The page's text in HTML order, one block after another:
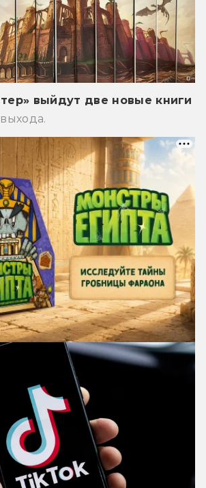
выйдут две новые книги